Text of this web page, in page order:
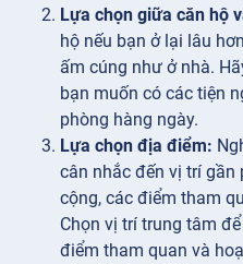
Lựa chọn giữa căn hộ
hộ nếu bạn ở lại lâu
ấm cúng như ở nhà.
bạn muốn có các tiện
phòng hàng ngày.
Lựa chọn địa điểm:
cân nhắc đến vị trí
cộng, các điểm tham
Chọn vị trí trung tâm
điểm tham quan và